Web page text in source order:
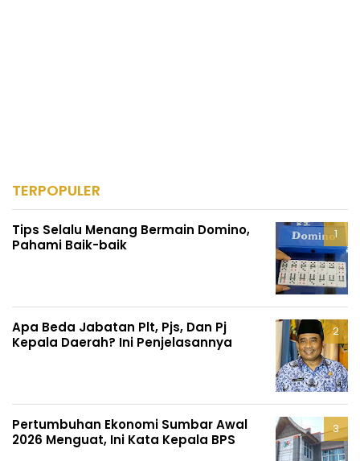
TERPOPULER
Tips Selalu Menang Bermain Domino,
Pahami Baik-baik
Apa Beda Jabatan Plt, Pjs, Dan Pj
Kepala Daerah? Ini Penjelasannya
Pertumbuhan Ekonomi Sumbar Awal
2026 Menguat, Ini Kata Kepala BPS